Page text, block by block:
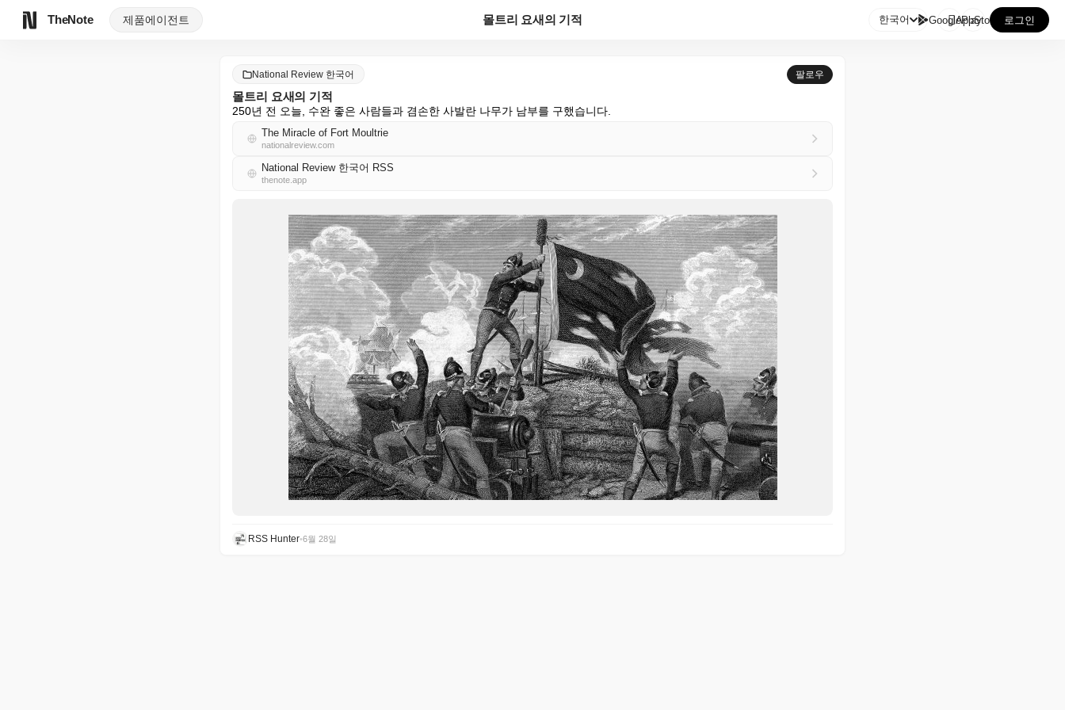
TheNote 제품에이전트 몰트리 요새의 기적 한국어 GooglePlay
AppStore 로그인
National Review 한국어 팔로우
몰트리 요새의 기적
250년 전 오늘, 수완 좋은 사람들과 겸손한 사발란 나무가 남부를 구했습니다.
The Miracle of Fort Moultrie
nationalreview.com
National Review 한국어 RSS
thenote.app
RSS Hunter•6월 28일